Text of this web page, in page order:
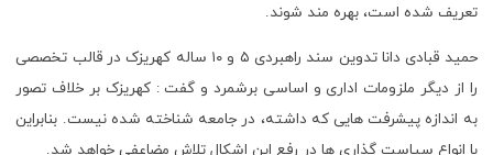
تعریف شده است، بهره مند شوند.
حمید قبادی دانا تدوین سند راهبردی ۵ و ۱۰ ساله کهریزک در قالب تخصصی
را از دیگر ملزومات اداری و اساسی برشمرد و گفت : کهریزک بر خلاف تصور
به اندازه پیشرفت هایی که داشته، در جامعه شناخته شده نیست. بنابراین
با انواع سیاست گذاری ها در رفع این اشکال تلاش مضاعفی خواهد شد.